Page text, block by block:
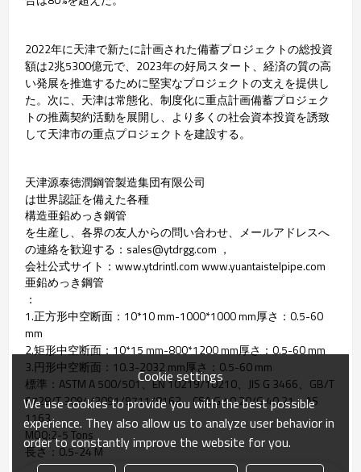
2022年に天津で新たに計画された備蓄プロジェクトの総投資
額は2兆5300億元で、2023年の好局スタート、経済の質の高
い発展を推進するために堅実なプロジェクトの支えを提供し
た。次に、天津は常態化、制度化に重点計画備蓄プロジェク
トの推薦契約活動を展開し、より多くの社会資本投資を誘致
して天津市の重点プロジェクトを建設する。
天津源泰徳潤鋼管製造集団有限公司
は世界認証を備えた各種
構造亜鉛めっき鋼管
を生産し、各界の友人からの問い合わせ、メールアドレスへ
の連絡を歓迎する：sales@ytdrgg.com ，
会社公式サイト：www.ytdrintl.com www.yuantaistelpipe.com
亜鉛めっき鋼管
：
1.正方形中空断面：10*10 mm-1000*1000 mm厚さ：0.5-60
mm
2.矩形中空断面：10*15 mm-800*1200 mm厚さ：0.5-60 mm
3.円形中空断面：10.3-2032 mm厚さ：0.5-60 mm
標準：ASTM A 500/501、EN 10219/10210、JIS G 3466、GB/T
6728/T 3094/3091/9711/8163、CSA G 40.20/G 40.21、AS
1163
MOQ:2-5 Tons
長さ：0.5-24 M
生産能力：1000000トン年間
Cookie settings
We use cookies to provide you with the best possible
experience. They also allow us to analyze user behavior in
order to constantly improve the website for you.